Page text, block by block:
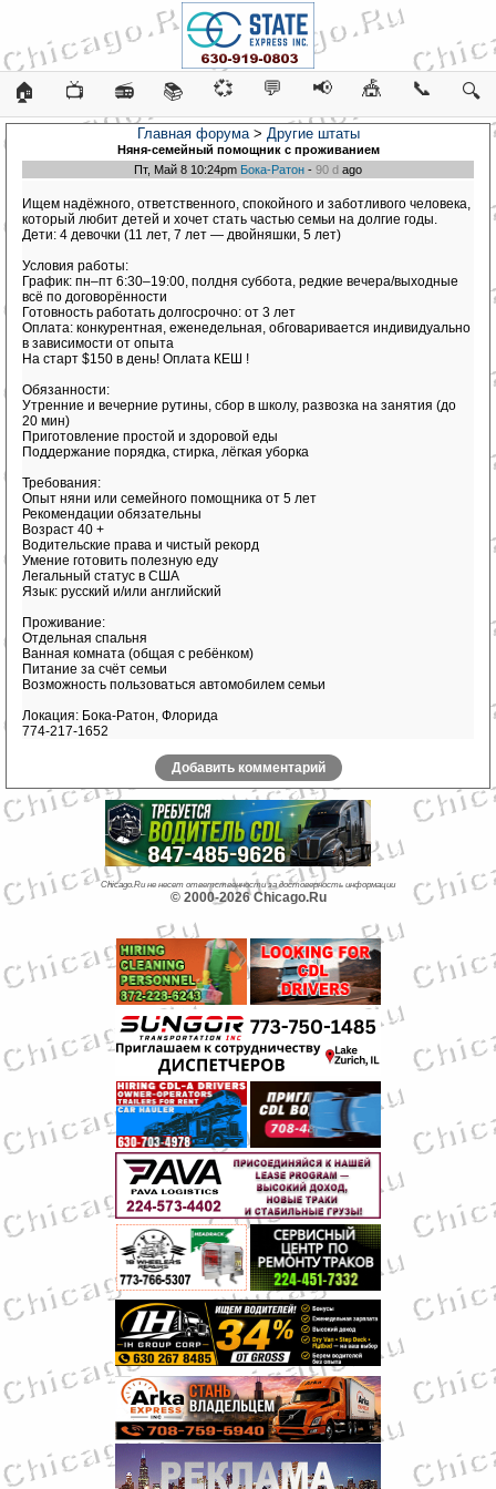
🏠 📺 📻 📚 💞 💬 📢 🎪 📞 🔍
Главная форума> Другие штаты
Няня-семейный помощник с проживанием
Пт, Май 8 10:24pm Бока-Ратон - 90 d ago
Ищем надёжного, ответственного, спокойного и заботливого человека,
который любит детей и хочет стать частью семьи на долгие годы.
Дети: 4 девочки (11 лет, 7 лет — двойняшки, 5 лет)
Условия работы:
График: пн–пт 6:30–19:00, полдня суббота, редкие вечера/выходные
всё по договорённости
Готовность работать долгосрочно: от 3 лет
Оплата: конкурентная, еженедельная, обговаривается индивидуально
в зависимости от опыта
На старт $150 в день! Оплата КЕШ !
Обязанности:
Утренние и вечерние рутины, сбор в школу, развозка на занятия (до
20 мин)
Приготовление простой и здоровой еды
Поддержание порядка, стирка, лёгкая уборка
Требования:
Опыт няни или семейного помощника от 5 лет
Рекомендации обязательны
Возраст 40 +
Водительские права и чистый рекорд
Умение готовить полезную еду
Легальный статус в США
Язык: русский и/или английский
Проживание:
Отдельная спальня
Ванная комната (общая с ребёнком)
Питание за счёт семьи
Возможность пользоваться автомобилем семьи
Локация: Бока-Ратон, Флорида
774-217-1652
Добавить комментарий
Chicago.Ru не несет ответственности за достоверность информации
© 2000-2026 Chicago.Ru